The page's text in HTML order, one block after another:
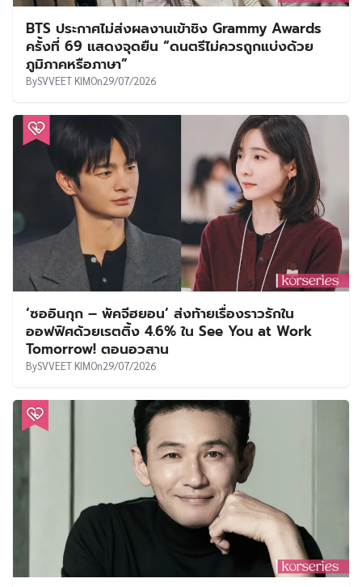
BTS ประกาศไม่ส่งผลงานเข้าชิง Grammy Awards
ครั้งที่ 69 แสดงจุดยืน “ดนตรีไม่ควรถูกแบ่งด้วย
ภูมิภาคหรือภาษา”
BySVVEET KIMOn29/07/2026
‘ซออินกุก – พัคจีฮยอน’ ส่งท้ายเรื่องราวรักใน
ออฟฟิศด้วยเรตติ้ง 4.6% ใน See You at Work
Tomorrow! ตอนอวสาน
BySVVEET KIMOn29/07/2026